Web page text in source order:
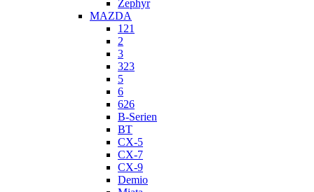
Zephyr
MAZDA
121
2
3
323
5
6
626
B-Serien
BT
CX-5
CX-7
CX-9
Demio